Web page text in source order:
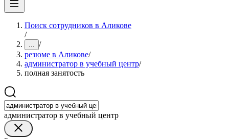
Поиск сотрудников в Аликове
/
... /
резюме в Аликове/
администратор в учебный центр/
полная занятость
администратор в учебный центр